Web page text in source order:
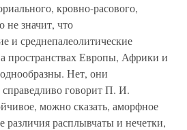
кровно-расового,
не значит, что
и среднепалеолитические
пространствах Европы, Африки и
Нет, они
справедливо говорит П. И.
можно сказать, аморфное
различия расплывчаты и нечетки,